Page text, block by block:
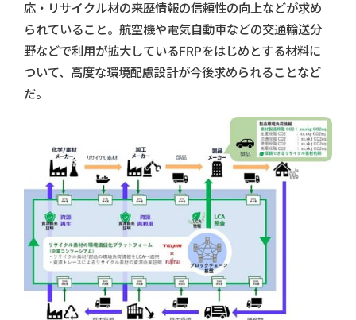
応・リサイクル材の来歴情報の信頼性の向上などが求め
られていること。航空機や電気自動車などの交通輸送分
野などで利用が拡大しているFRPをはじめとする材料に
ついて、高度な環境配慮設計が今後求められることなど
だ。